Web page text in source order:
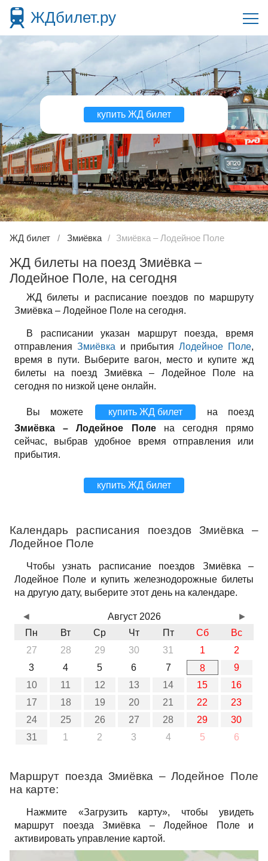
ЖДбилет.ру
купить ЖД билет
ЖД билет Змиёвка Змиёвка – Лодейное Поле
ЖД билеты на поезд Змиёвка –
Лодейное Поле, на сегодня
ЖД билеты и расписание поездов по маршруту
Змиёвка – Лодейное Поле на сегодня.
В расписании указан маршрут поезда, время
отправления Змиёвка и прибытия Лодейное Поле,
время в пути. Выберите вагон, место и купите жд
билеты на поезд Змиёвка – Лодейное Поле на
сегодня по низкой цене онлайн.
Вы можете купить ЖД билет
на поезд
Змиёвка – Лодейное Полена сегодня прямо
сейчас, выбрав удобное время отправления или
прибытия.
купить ЖД билет
Календарь расписания поездов Змиёвка –
Лодейное Поле
Чтобы узнать расписание поездов Змиёвка –
Лодейное Поле и купить железнодорожные билеты
на другую дату, выберите этот день на календаре.
Август 2026
Пн
Вт Ср Чт Пт Сб
Вс
27
28 29 30 31 1
2
3
4 5 6 7 8
9
10
11 12 13 14 15
16
17
18 19 20 21 22
23
24
25 26 27 28 29
30
31
1 2 3 4 5 6
◄ ►
Маршрут поезда Змиёвка – Лодейное Поле
на карте:
Нажмите «Загрузить карту», чтобы увидеть
маршрут поезда Змиёвка – Лодейное Поле и
активировать управление картой.